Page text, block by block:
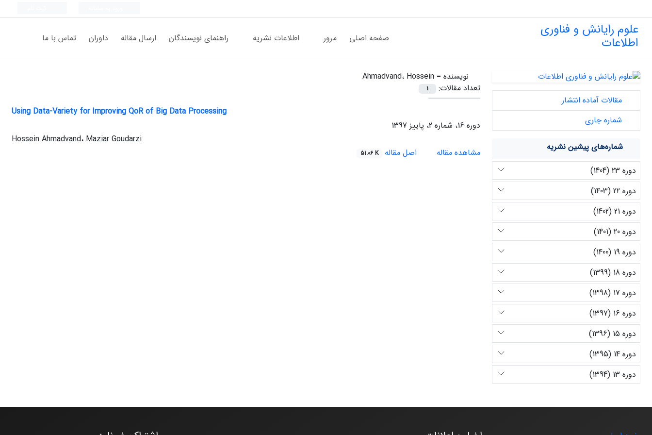
علوم رایانش و فناوری
اطلاعات صفحه اصلی مرور اطلاعات نشریه راهنمای نویسندگان ارسال مقاله داوران تماس با ما
نویسنده = Ahmadvand، Hossein
تعداد مقالات:
1
Using Data-Variety for Improving QoR of Big Data Processing
دوره 16، شماره 2، پاییز 1397
Hossein Ahmadvand، Maziar Goudarzi
مشاهده مقاله
اصل مقاله 51.06 K
مقالات آماده انتشار
شماره جاری
شماره‌های پیشین نشریه
دوره 23 (1404)
دوره 22 (1403)
دوره 21 (1402)
دوره 20 (1401)
دوره 19 (1400)
دوره 18 (1399)
دوره 17 (1398)
دوره 16 (1397)
دوره 15 (1396)
دوره 14 (1395)
دوره 13 (1394)